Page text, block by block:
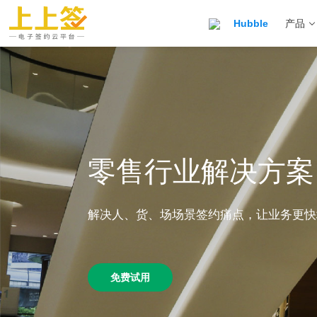
Hubble 产品
零售行业解决方案
解决人、货、场场景签约痛点，让业务更
免费试用